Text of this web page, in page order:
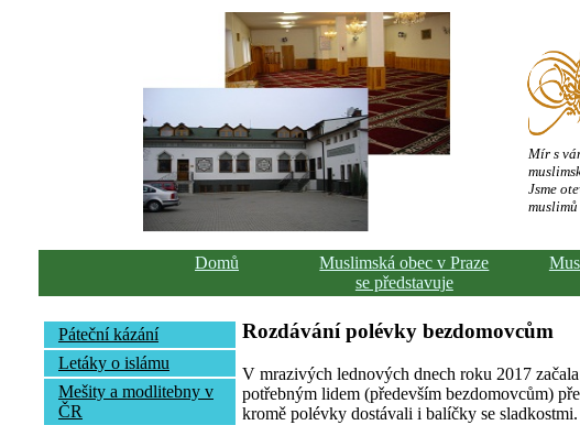
Mír s
Jsme
Domů
Muslimská obec v Praze
se představuje
Páteční kázání
Letáky o islámu
Mešity a modlitebny v
ČR
Rozdávání polévky bezdomovcům
V mrazivých lednových dnech roku 2017
potřebným lidem (především bezdomovcům)
kromě polévky dostávali i balíčky se